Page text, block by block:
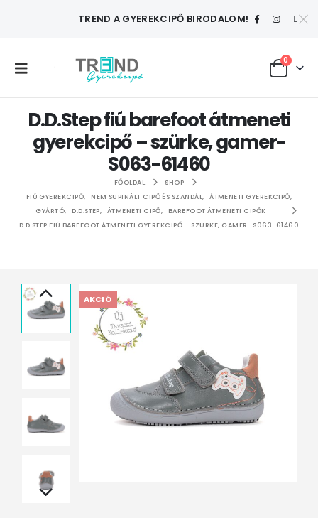
TREND A GYEREKCIPŐ BIRODALOM!
0
D.D.Step fiú barefoot átmeneti
gyerekcipő – szürke, gamer-
S063-61460
FŐOLDAL
SHOP
FIÚ GYEREKCIPŐ, NEM SUPINÁLT CIPŐ ÉS SZANDÁL, ÁTMENETI GYEREKCIPŐ,
GYÁRTÓ, D.D.STEP, ÁTMENETI CIPŐ,
BAREFOOT ÁTMENETI CIPŐK
D.D.STEP FIÚ BAREFOOT ÁTMENETI GYEREKCIPŐ – SZÜRKE, GAMER- S063-61460
AKCIÓ